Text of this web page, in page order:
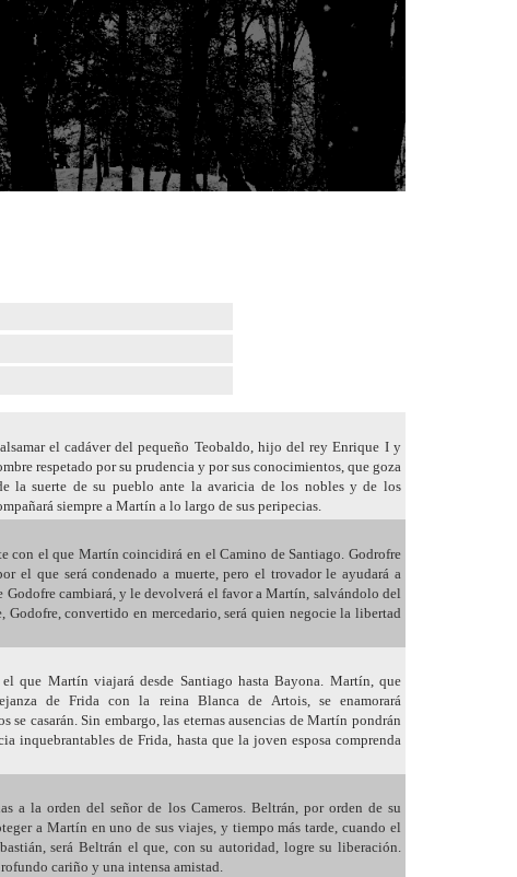
el cadáver del pequeño Teobaldo, hijo del rey Enrique I y
respetado por su prudencia y por sus conocimientos, que goza
la suerte de su pueblo ante la avaricia de los nobles y de los
siempre a Martín a lo largo de sus peripecias.
con el que Martín coincidirá en el Camino de Santiago. Godrofre
el que será condenado a muerte, pero el trovador le ayudará a
Godofre cambiará, y le devolverá el favor a Martín, salvándolo del
Godofre, convertido en mercedario, será quien negocie la libertad
que Martín viajará desde Santiago hasta Bayona. Martín, que
de Frida con la reina Blanca de Artois, se enamorará
se casarán. Sin embargo, las eternas ausencias de Martín pondrán
inquebrantables de Frida, hasta que la joven esposa comprenda
a la orden del señor de los Cameros. Beltrán, por orden de su
a Martín en uno de sus viajes, y tiempo más tarde, cuando el
será Beltrán el que, con su autoridad, logre su liberación.
cariño y una intensa amistad.